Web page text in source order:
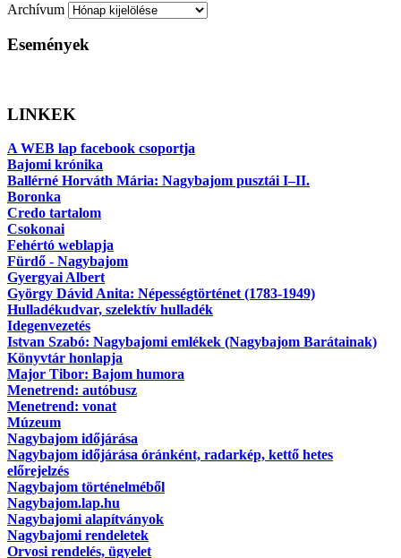
Archívum
Események
LINKEK
A WEB lap facebook csoportja
Bajomi krónika
Ballérné Horváth Mária: Nagybajom pusztái I–II.
Boronka
Credo tartalom
Csokonai
Fehértó weblapja
Fürdő - Nagybajom
Gyergyai Albert
György Dávid Anita: Népességtörténet (1783-1949)
Hulladékudvar, szelektív hulladék
Idegenvezetés
Istvan Szabó: Nagybajomi emlékek (Nagybajom Barátainak)
Könyvtár honlapja
Major Tibor: Bajom humora
Menetrend: autóbusz
Menetrend: vonat
Múzeum
Nagybajom időjárása
Nagybajom időjárása óránként, radarkép, kettő hetes
előrejelzés
Nagybajom történelméből
Nagybajom.lap.hu
Nagybajomi alapítványok
Nagybajomi rendeletek
Orvosi rendelés, ügyelet